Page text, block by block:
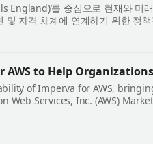
England)’를 중심으로 현재와 미
및 자격 체계에 연계하기 위한 정
AWS to Help
of Imperva for AWS,
Web Services, Inc. (AWS)
organizati...